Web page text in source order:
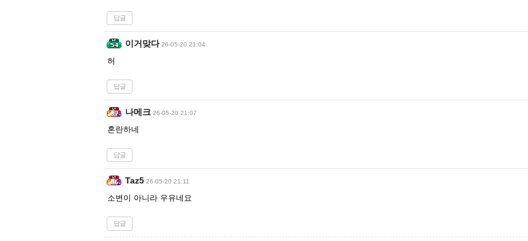
답글
이거맞다 26-05-20 21:04
허
답글
나메크 26-05-20 21:07
혼란하네
답글
Taz5 26-05-20 21:11
소변이 아니라 우유네요
답글